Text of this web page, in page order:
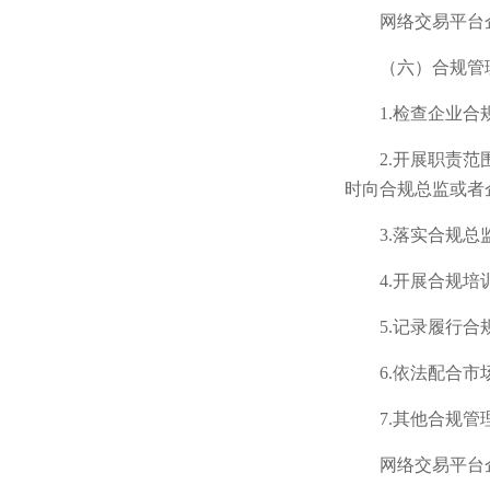
网络交易平
（六）合规
1.检查企业合
2.开展职责范
时向合规总监或
3.落实合规总
4.开展合规培
5.记录履行合
6.依法配合市
7.其他合规管
网络交易平